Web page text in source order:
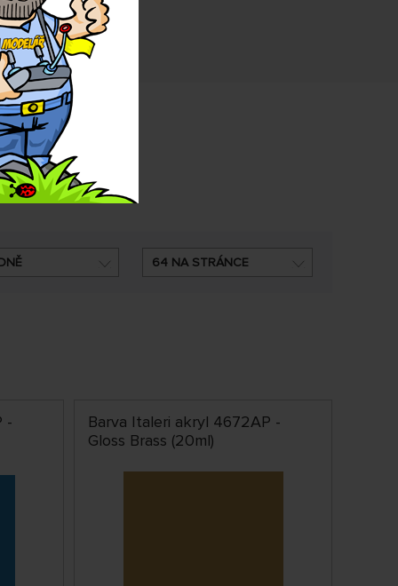
64 NA STRÁNCE
-
Barva Italeri akryl 4672AP -
Gloss Brass (20ml)